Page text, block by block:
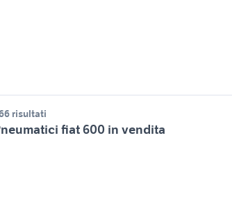
risultati
fiat 600 in vendita